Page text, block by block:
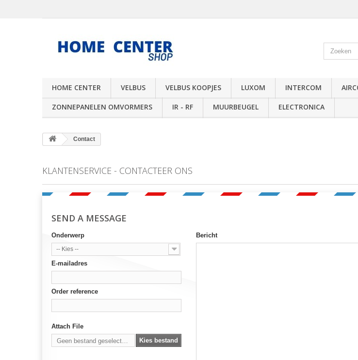
HOME CENTER VELBUS VELBUS KOOPJES LUXOM INTERCOM
ZONNEPANELEN OMVORMERS IR - RF MUURBEUGEL ELECTRONICA
Contact
KLANTENSERVICE - CONTACTEER ONS
SEND A MESSAGE
Onderwerp
-- Kies --
E-mailadres
Order reference
Attach File
Geen bestand geselecteerd
Kies bestand
Bericht